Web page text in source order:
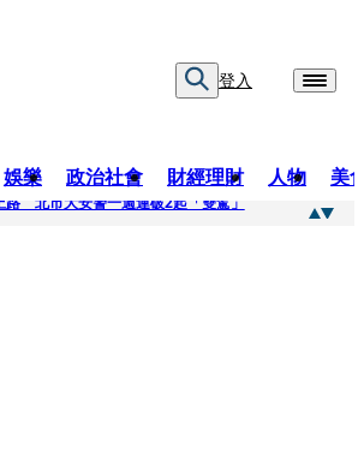
登入
娛樂 政治社會 財經理財 人物 美
路 北市大安警一週連破2起「雙駕」